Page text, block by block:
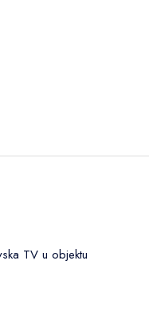
TV u objektu